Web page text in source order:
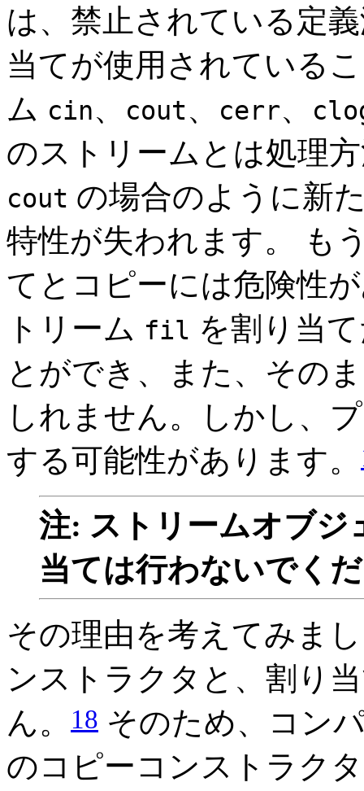
は、禁止されている定
当てが使用されている
ム cin、 cout、 cerr、
のストリームとは処理
cout の場合のように新
特性が失われます。 も
てとコピーには危険性
トリーム fil を割り当
とができ、また、その
しれません。しかし、
する可能性があります。
注: ストリームオブジ
当ては行わないでく
その理由を考えてみま
ンストラクタと、割り
ん。
18 そのため、コン
のコピーコンストラク